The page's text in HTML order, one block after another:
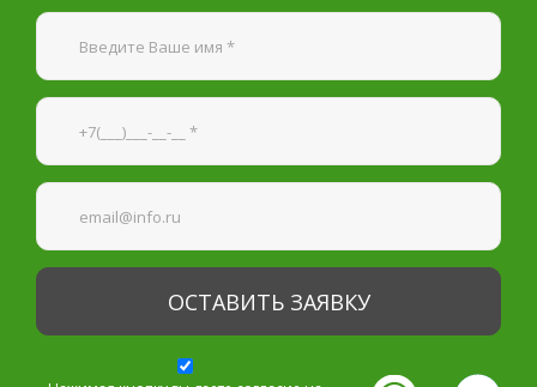
Я согласен наобработку персональных данных